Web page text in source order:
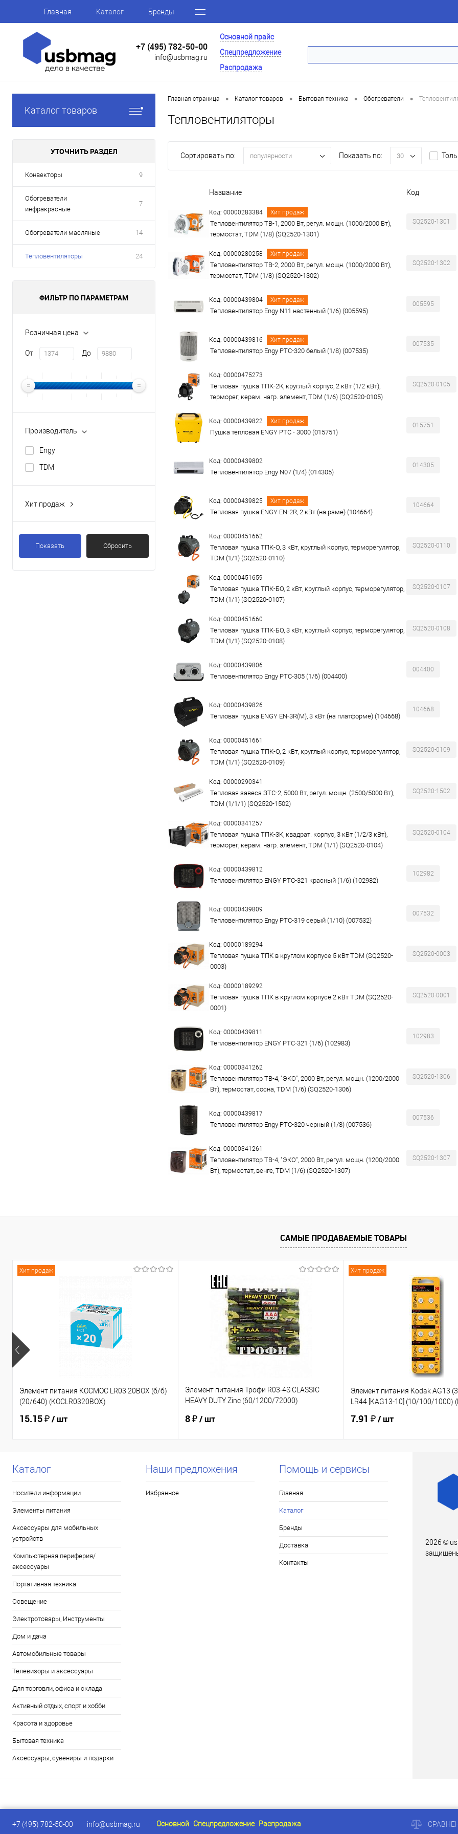
Главная Каталог Бренды
+7 (495) 782-50-00
info@usbmag.ru
Основной прайс
Спецпредложение
Распродажа
Каталог товаров
УТОЧНИТЬ РАЗДЕЛ
Конвекторы 9
Обогреватели
инфракрасные
7
Обогреватели масляные 14
Тепловентиляторы 24
ФИЛЬТР ПО ПАРАМЕТРАМ
Розничная цена
От До
Производитель
Engy
TDM
Хит продаж
Показать Сбросить
Главная страница • Каталог товаров • Бытовая техника • Обогреватели •
Тепловентиляторы
Сортировать по: популярности Показать по: 30
Название Код
Код: 00000283384 Хит продаж
Тепловентилятор ТВ-1, 2000 Вт, регул. мощн. (1000/2000 Вт),
термостат, TDM (1/8) (SQ2520-1301)
SQ2520-1301
Код: 00000280258 Хит продаж
Тепловентилятор ТВ-2, 2000 Вт, регул. мощн. (1000/2000 Вт),
термостат, TDM (1/8) (SQ2520-1302)
SQ2520-1302
Код: 00000439804 Хит продаж
Тепловентилятор Engy N11 настенный (1/6) (005595)
005595
Код: 00000439816 Хит продаж
Тепловентилятор Engy РТС-320 белый (1/8) (007535)
007535
Код: 00000475273
Тепловая пушка ТПК-2К, круглый корпус, 2 кВт (1/2 кВт),
терморег, керам. нагр. элемент, TDM (1/6) (SQ2520-0105)
SQ2520-0105
Код: 00000439822 Хит продаж
Пушка тепловая ENGY PTC - 3000 (015751)
015751
Код: 00000439802
Тепловентилятор Engy N07 (1/4) (014305)
014305
Код: 00000439825 Хит продаж
Тепловая пушка ENGY EN-2R, 2 кВт (на раме) (104664)
104664
Код: 00000451662
Тепловая пушка ТПК-О, 3 кВт, круглый корпус, терморегулятор,
TDM (1/1) (SQ2520-0110)
SQ2520-0110
Код: 00000451659
Тепловая пушка ТПК-БО, 2 кВт, круглый корпус, терморегулятор,
TDM (1/1) (SQ2520-0107)
SQ2520-0107
Код: 00000451660
Тепловая пушка ТПК-БО, 3 кВт, круглый корпус, терморегулятор,
TDM (1/1) (SQ2520-0108)
SQ2520-0108
Код: 00000439806
Тепловентилятор Engy PTC-305 (1/6) (004400)
004400
Код: 00000439826
Тепловая пушка ENGY EN-3R(M), 3 кВт (на платформе) (104668)
104668
Код: 00000451661
Тепловая пушка ТПК-О, 2 кВт, круглый корпус, терморегулятор,
TDM (1/1) (SQ2520-0109)
SQ2520-0109
Код: 00000290341
Тепловая завеса ЗТС-2, 5000 Вт, регул. мощн. (2500/5000 Вт),
TDM (1/1/1) (SQ2520-1502)
SQ2520-1502
Код: 00000341257
Тепловая пушка ТПК-3К, квадрат. корпус, 3 кВт (1/2/3 кВт),
терморег, керам. нагр. элемент, TDM (1/1) (SQ2520-0104)
SQ2520-0104
Код: 00000439812
Тепловентилятор ENGY PTC-321 красный (1/6) (102982)
102982
Код: 00000439809
Тепловентилятор Engy PTC-319 серый (1/10) (007532)
007532
Код: 00000189294
Тепловая пушка ТПК в круглом корпусе 5 кВт TDM (SQ2520-
0003)
SQ2520-0003
Код: 00000189292
Тепловая пушка ТПК в круглом корпусе 2 кВт TDM (SQ2520-
0001)
SQ2520-0001
Код: 00000439811
Тепловентилятор ENGY PTC-321 (1/6) (102983)
102983
Код: 00000341262
Тепловентилятор ТВ-4, "ЭКО", 2000 Вт, регул. мощн. (1200/2000
Вт), термостат, сосна, TDM (1/6) (SQ2520-1306)
SQ2520-1306
Код: 00000439817
Тепловентилятор Engy РТС-320 черный (1/8) (007536)
007536
Код: 00000341261
Тепловентилятор ТВ-4, "ЭКО", 2000 Вт, регул. мощн. (1200/2000
Вт), термостат, венге, TDM (1/6) (SQ2520-1307)
SQ2520-1307
САМЫЕ ПРОДАВАЕМЫЕ ТОВАРЫ
Хит продаж
Элемент питания КОСМОС LR03 20BOX (б/б)
(20/640) (KOCLR0320BOX)
15.15 ₽/ шт
Элемент питания Трофи R03-4S CLASSIC
HEAVY DUTY Zinc (60/1200/72000)
8 ₽/ шт
Хит продаж
Элемент питания Kodak AG13
LR44 [KAG13-10] (10/100/1000)
7.91 ₽/ шт
Каталог
Носители информации
Элементы питания
Аксессуары для мобильных
устройств
Компьютерная периферия/
аксессуары
Портативная техника
Освещение
Электротовары, Инструменты
Дом и дача
Автомобильные товары
Телевизоры и аксессуары
Для торговли, офиса и склада
Активный отдых, спорт и хобби
Красота и здоровье
Бытовая техника
Аксессуары, сувениры и подарки
Наши предложения
Избранное
Помощь и сервисы
Главная
Каталог
Бренды
Доставка
Контакты
2026 ©
+7 (495) 782-50-00 info@usbmag.ru Основной Спецпредложение Распродажа